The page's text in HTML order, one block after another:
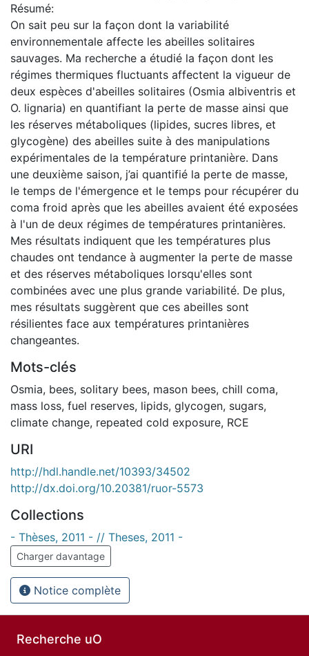
Résumé:
On sait peu sur la façon dont la variabilité
environnementale affecte les abeilles solitaires
sauvages. Ma recherche a étudié la façon dont les
régimes thermiques fluctuants affectent la vigueur de
deux espèces d'abeilles solitaires (Osmia albiventris et
O. lignaria) en quantifiant la perte de masse ainsi que
les réserves métaboliques (lipides, sucres libres, et
glycogène) des abeilles suite à des manipulations
expérimentales de la température printanière. Dans
une deuxième saison, j’ai quantifié la perte de masse,
le temps de l'émergence et le temps pour récupérer du
coma froid après que les abeilles avaient été exposées
à l'un de deux régimes de températures printanières.
Mes résultats indiquent que les températures plus
chaudes ont tendance à augmenter la perte de masse
et des réserves métaboliques lorsqu'elles sont
combinées avec une plus grande variabilité. De plus,
mes résultats suggèrent que ces abeilles sont
résilientes face aux températures printanières
changeantes.
Mots-clés
Osmia, bees, solitary bees, mason bees, chill coma,
mass loss, fuel reserves, lipids, glycogen, sugars,
climate change, repeated cold exposure, RCE
URI
http://hdl.handle.net/10393/34502
http://dx.doi.org/10.20381/ruor-5573
Collections
- Thèses, 2011 - // Theses, 2011 -
Charger davantage
Notice complète
Recherche uO